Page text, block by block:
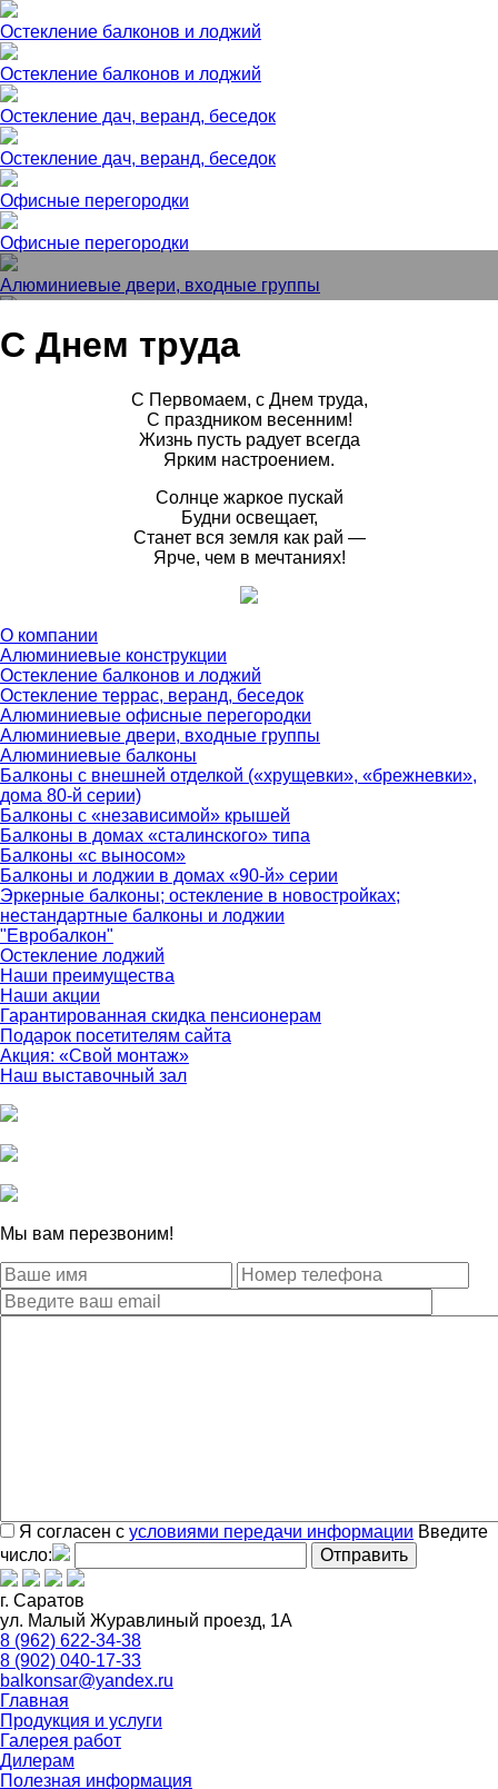
Остекление балконов и лоджий
Остекление балконов и лоджий
Остекление дач, веранд, беседок
Остекление дач, веранд, беседок
Офисные перегородки
Офисные перегородки
Алюминиевые двери, входные группы
С Днем труда
С Первомаем, с Днем труда,
С праздником весенним!
Жизнь пусть радует всегда
Ярким настроением.
Солнце жаркое пускай
Будни освещает,
Станет вся земля как рай —
Ярче, чем в мечтаниях!
О компании
Алюминиевые конструкции
Остекление балконов и лоджий
Остекление террас, веранд, беседок
Алюминиевые офисные перегородки
Алюминиевые двери, входные группы
Алюминиевые балконы
Балконы с внешней отделкой («хрущевки», «брежневки»,
дома 80-й серии)
Балконы с «независимой» крышей
Балконы в домах «сталинского» типа
Балконы «с выносом»
Балконы и лоджии в домах «90-й» серии
Эркерные балконы; остекление в новостройках;
нестандартные балконы и лоджии
"Евробалкон"
Остекление лоджий
Наши преимущества
Наши акции
Гарантированная скидка пенсионерам
Подарок посетителям сайта
Акция: «Свой монтаж»
Наш выставочный зал
Мы вам перезвоним!
Я согласен с условиями передачи информации Введите
число:
г. Саратов
ул. Малый Журавлиный проезд, 1А
8 (962) 622-34-38
8 (902) 040-17-33
balkonsar@yandex.ru
Главная
Продукция и услуги
Галерея работ
Дилерам
Полезная информация